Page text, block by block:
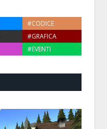
#CODICE
#GRAFICA
#EVENTI